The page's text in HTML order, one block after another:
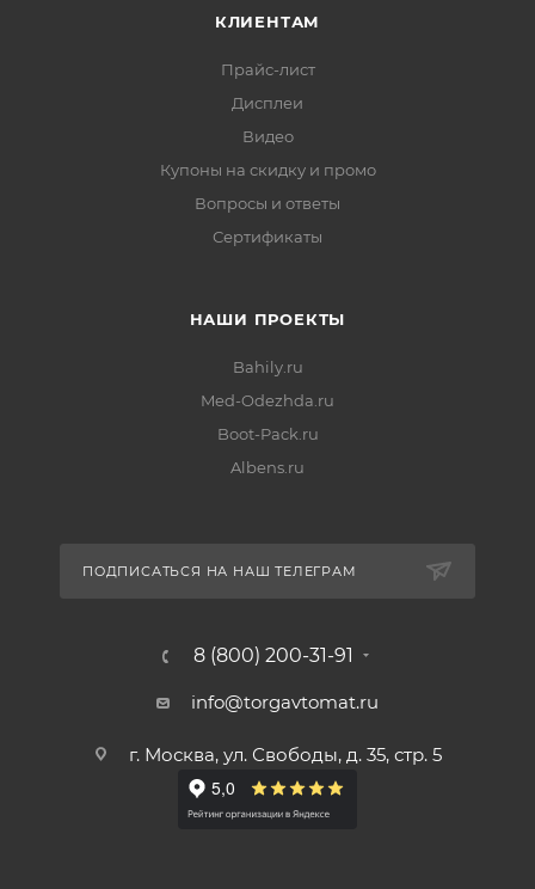
КЛИЕНТАМ
Прайс-лист
Дисплеи
Видео
Купоны на скидку и промо
Вопросы и ответы
Сертификаты
НАШИ ПРОЕКТЫ
Bahily.ru
Med-Odezhda.ru
Boot-Pack.ru
Albens.ru
ПОДПИСАТЬСЯ НА НАШ ТЕЛЕГРАМ
8 (800) 200-31-91
info@torgavtomat.ru
г. Москва, ул. Свободы, д. 35, стр. 5